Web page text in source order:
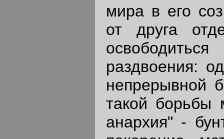
мира в его
от друга
раздвоения:
непрерывной
такой борьбы
анархия" -